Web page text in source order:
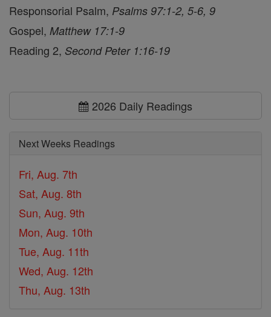
Responsorial Psalm, Psalms 97:1-2, 5-6, 9
Gospel, Matthew 17:1-9
Reading 2, Second Peter 1:16-19
2026 Daily Readings
Next Weeks Readings
Fri, Aug. 7th
Sat, Aug. 8th
Sun, Aug. 9th
Mon, Aug. 10th
Tue, Aug. 11th
Wed, Aug. 12th
Thu, Aug. 13th